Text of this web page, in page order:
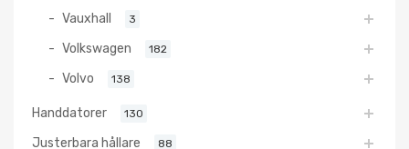
Vauxhall 3
Volkswagen 182
Volvo 138
Handdatorer 130
Justerbara hållare 88